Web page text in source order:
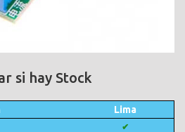
si hay Stock
Lima
✔